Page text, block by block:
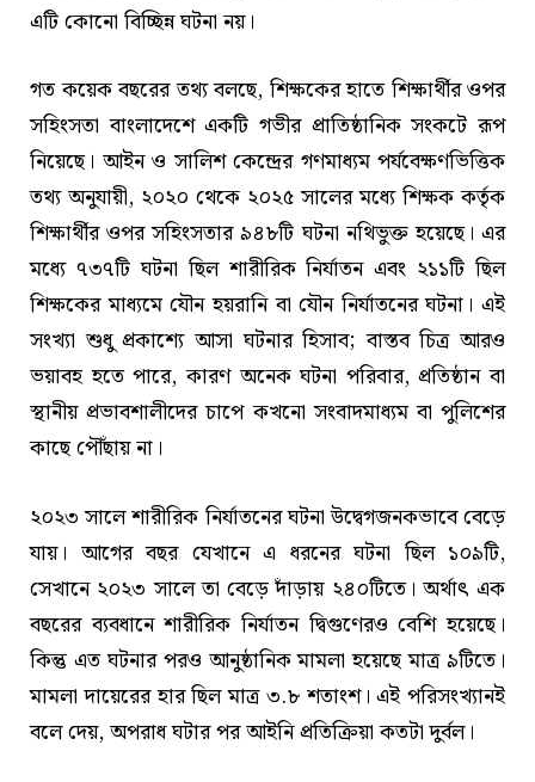
এটি কোনো বিচ্ছিন্ন ঘটনা নয়।
গত কয়েক বছরের তথ্য বলছে, শিক্ষকের হাতে শিক্ষার্থীর ওপর
সহিংসতা বাংলাদেশে একটি গভীর প্রাতিষ্ঠানিক সংকটে রূপ
নিয়েছে। আইন ও সালিশ কেন্দ্রের গণমাধ্যম পর্যবেক্ষণভিত্তিক
তথ্য অনুযায়ী, ২০২০ থেকে ২০২৫ সালের মধ্যে শিক্ষক কর্তৃক
শিক্ষার্থীর ওপর সহিংসতার ৯৪৮টি ঘটনা নথিভুক্ত হয়েছে। এর
মধ্যে ৭৩৭টি ঘটনা ছিল শারীরিক নির্যাতন এবং ২১১টি ছিল
শিক্ষকের মাধ্যমে যৌন হয়রানি বা যৌন নির্যাতনের ঘটনা। এই
সংখ্যা শুধু প্রকাশ্যে আসা ঘটনার হিসাব; বাস্তব চিত্র আরও
ভয়াবহ হতে পারে, কারণ অনেক ঘটনা পরিবার, প্রতিষ্ঠান বা
স্থানীয় প্রভাবশালীদের চাপে কখনো সংবাদমাধ্যম বা পুলিশের
কাছে পৌঁছায় না।
২০২৩ সালে শারীরিক নির্যাতনের ঘটনা উদ্বেগজনকভাবে বেড়ে
যায়। আগের বছর যেখানে এ ধরনের ঘটনা ছিল ১০৯টি,
সেখানে ২০২৩ সালে তা বেড়ে দাঁড়ায় ২৪০টিতে। অর্থাৎ এক
বছরের ব্যবধানে শারীরিক নির্যাতন দ্বিগুণেরও বেশি হয়েছে।
কিন্তু এত ঘটনার পরও আনুষ্ঠানিক মামলা হয়েছে মাত্র ৯টিতে।
মামলা দায়েরের হার ছিল মাত্র ৩.৮ শতাংশ। এই পরিসংখ্যানই
বলে দেয়, অপরাধ ঘটার পর আইনি প্রতিক্রিয়া কতটা দুর্বল।